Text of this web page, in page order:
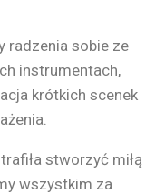
radzenia sobie ze
instrumentach,
krótkich scenek
stworzyć miłą
wszystkim za